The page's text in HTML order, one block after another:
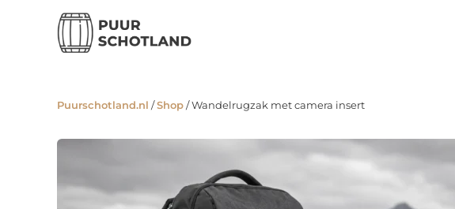
Puurschotland.nl /Shop/Wandelrugzak met camera insert